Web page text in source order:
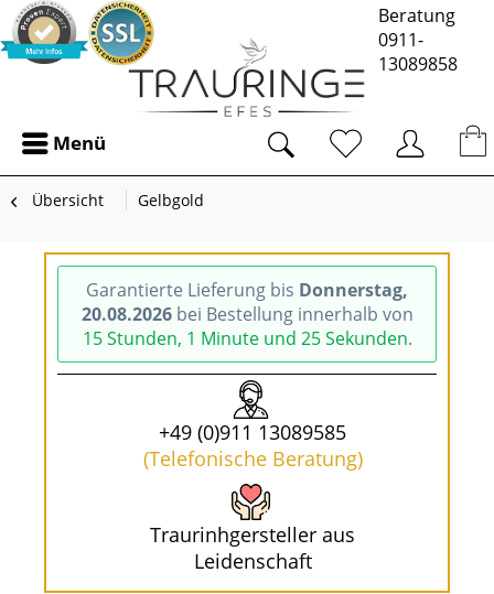
Beratung
0911-
13089858
Menü
Übersicht Gelbgold
Garantierte Lieferung bis Donnerstag,
20.08.2026bei Bestellung innerhalb von
15 Stunden, 1 Minute und 25 Sekunden.
+49 (0)911 13089585
(Telefonische Beratung)
Traurinhgersteller aus
Leidenschaft